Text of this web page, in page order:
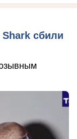
Shark сбили